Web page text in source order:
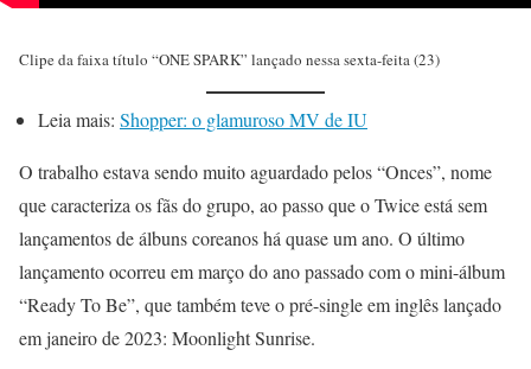
Clipe da faixa título “ONE SPARK” lançado nessa sexta-feita (23)
Leia mais: Shopper: o glamuroso MV de IU
O trabalho estava sendo muito aguardado pelos “Onces”, nome
que caracteriza os fãs do grupo, ao passo que o Twice está sem
lançamentos de álbuns coreanos há quase um ano. O último
lançamento ocorreu em março do ano passado com o mini-álbum
“Ready To Be”, que também teve o pré-single em inglês lançado
em janeiro de 2023: Moonlight Sunrise.